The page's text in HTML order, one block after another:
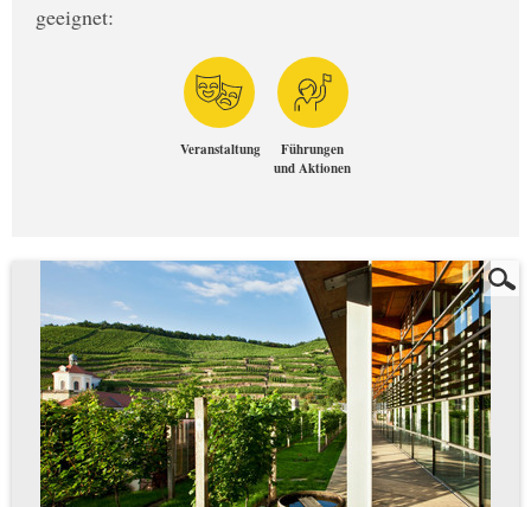
geeignet:
Veranstaltung
Führungen
und Aktionen